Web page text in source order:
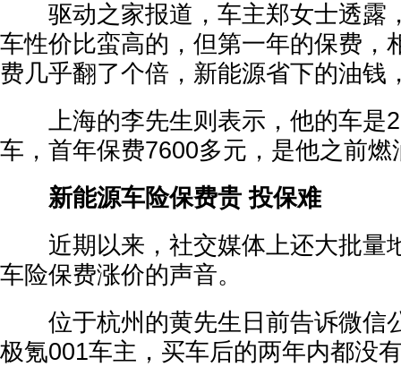
驱动之家报道，车主郑女士透露
车性价比蛮高的，但第一年的保费，
费几乎翻了个倍，新能源省下的油钱
上海的李先生则表示，他的车是
车，首年保费7600多元，是他之前燃
新能源车险保费贵 投保难
近期以来，社交媒体上还大批量
车险保费涨价的声音。
位于杭州的黄先生日前告诉微信
极氪001车主，买车后的两年内都没